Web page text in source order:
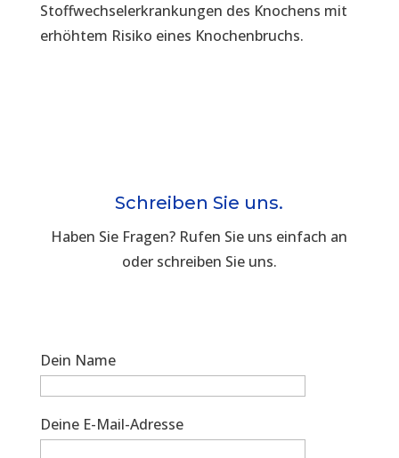
Stoffwechselerkrankungen des Knochens mit
erhöhtem Risiko eines Knochenbruchs.
Schreiben Sie uns.
Haben Sie Fragen? Rufen Sie uns einfach an
oder schreiben Sie uns.
Dein Name
Deine E-Mail-Adresse